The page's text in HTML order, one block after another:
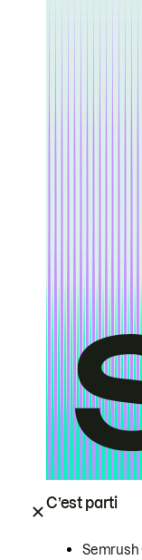
C’est parti
Semrush